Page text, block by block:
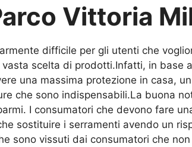
Vittoria
difficile per gli utenti che
vasta scelta di prodotti.Infatti, in base
una massima protezione in casa,
che sono indispensabili.La buona
I consumatori che devono fare
sostituire i serramenti avendo un
sono vissuti dai consumatori che